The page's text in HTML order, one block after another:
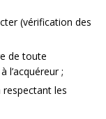
(vérification des
de toute
l’acquéreur ;
les